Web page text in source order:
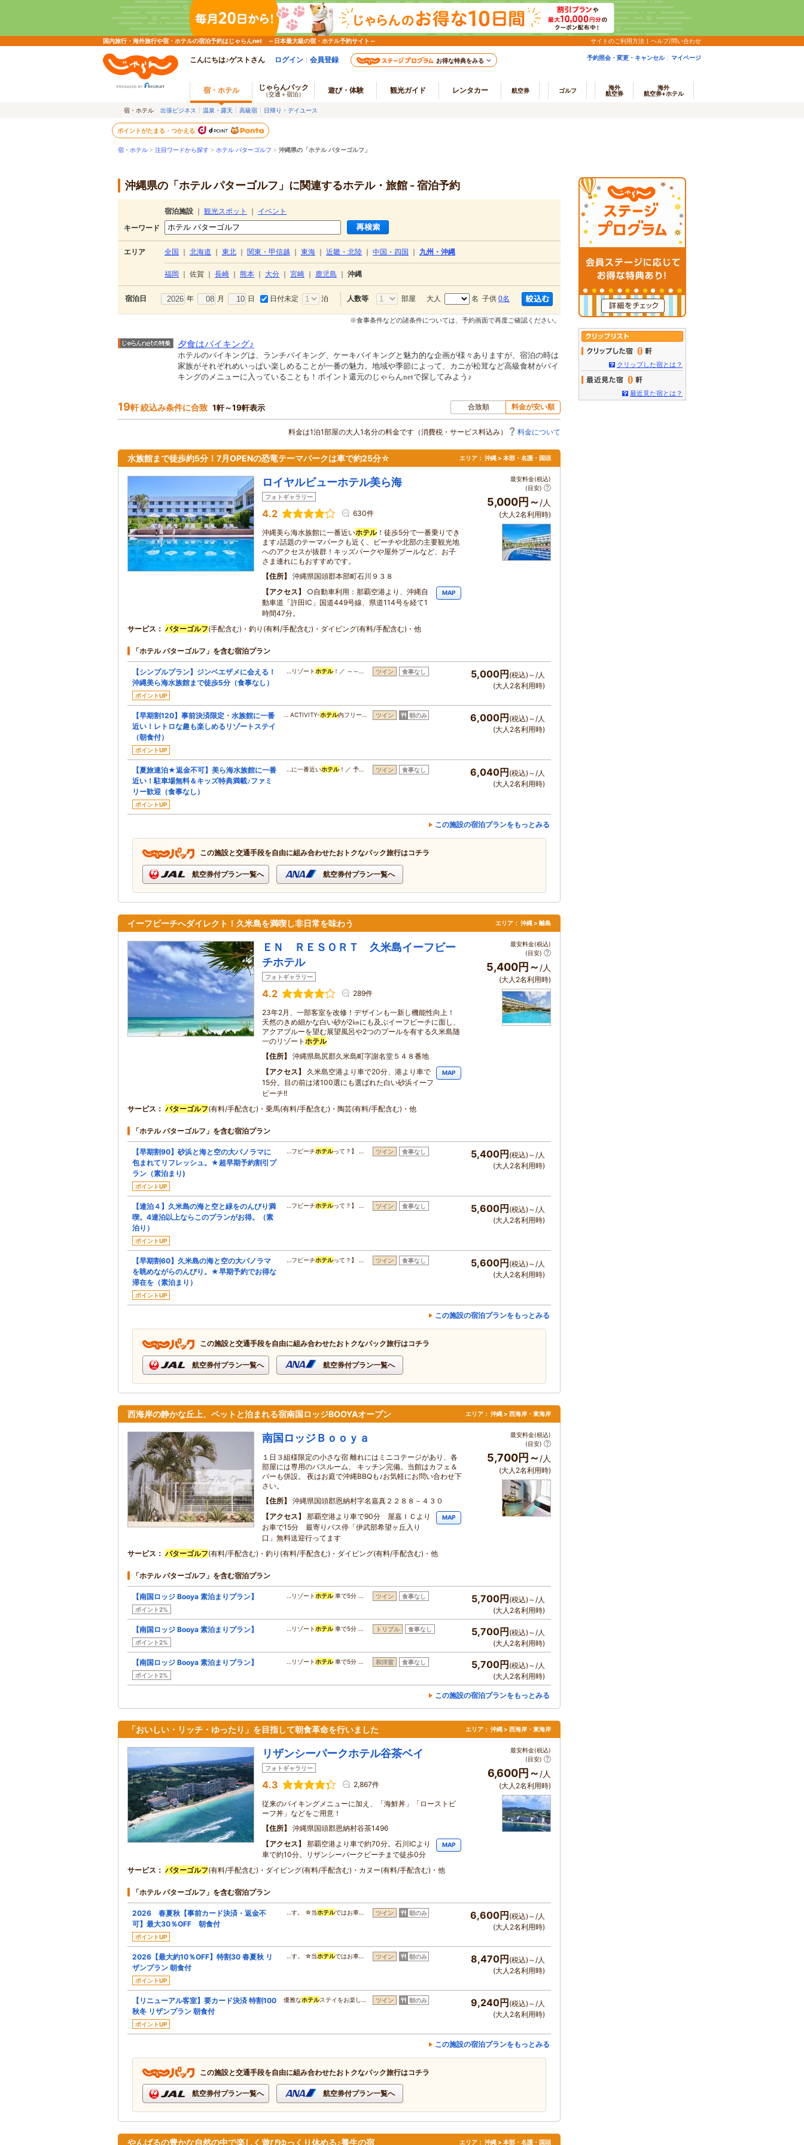
国内旅行・海外旅行や宿・ホテルの宿泊予約はじゃらんnet ～日本最大級の宿・ホテル予約サイト～ サイトのご利用方法 ヘルプ/問い合わせ
こんにちは♪ゲストさん ログイン 会員登録 お得な特典をみる 予約照会・変更・キャンセル マイページ
宿・ホテル じゃらんパック
（交通＋宿泊） 遊び・体験 観光ガイド レンタカー 航空券 ゴルフ
海外
航空券
海外
航空券+ホテル
宿・ホテル 出張ビジネス 温泉・露天 高級宿 日帰り・デイユース
ポイントがたまる・つかえる
宿・ホテル > 注目ワードから探す > ホテル パターゴルフ > 沖縄県の「ホテル パターゴルフ」
沖縄県の「ホテル パターゴルフ」に関連するホテル・旅館 - 宿泊予約
宿泊施設 観光スポット
イベント
キーワード
エリア 全国 北海道 東北 関東・甲信越 東海 近畿・北陸 中国・四国 九州・沖縄
福岡 佐賀 長崎 熊本 大分 宮崎 鹿児島 沖縄
宿泊日 年 月 日 日付未定 泊 人数等 部屋 大人 名 子供 0名
※食事条件などの諸条件については、予約画面で再度ご確認ください。
夕食はバイキング♪
ホテルのバイキングは、ランチバイキング、ケーキバイキングと魅力的な企画が様々ありますが、宿泊の時は
家族がそれぞれめいっぱい楽しめることが一番の魅力。地域や季節によって、カニが松茸など高級食材がバイ
キングのメニューに入っていることも！ポイント還元のじゃらんnetで探してみよう♪
19軒 絞込み条件に合致 1軒～19軒表示 合致順 料金が安い順
料金は1泊1部屋の大人1名分の料金です（消費税・サービス料込み） 料金について
水族館まで徒歩約5分！7月OPENの恐竜テーマパークは車で約25分☆ エリア： 沖縄 > 本部・名護・国頭
ロイヤルビューホテル美ら海
フォトギャラリー
4.2 630件
沖縄美ら海水族館に一番近いホテル！徒歩5分で一番乗りでき
ます♪話題のテーマパークも近く、ビーチや北部の主要観光地
へのアクセスが抜群！キッズパークや屋外プールなど、お子
さま連れにもおすすめです。
住所
沖縄県国頭郡本部町石川９３８
アクセス
○自動車利用：那覇空港より、沖縄自
動車道「許田IC」国道449号線、県道114号を経て1
時間47分。
MAP
最安料金(税込)
(目安)
5,000円～ /人
(大人2名利用時)
サービス パターゴルフ(手配含む)・釣り(有料/手配含む)・ダイビング(有料/手配含む)・他
「ホテル パターゴルフ」を含む宿泊プラン
【シンプルプラン】ジンベエザメに会える！
沖縄美ら海水族館まで徒歩5分（食事なし）
ポイントUP
…リゾート ホテル！／ ～～… ツイン 食事なし 5,000円 (税込)～/人
(大人2名利用時)
【早期割120】事前決済限定・水族館に一番
近い！レトロな趣も楽しめるリゾートステイ
（朝食付）
ポイントUP
… ACTIVITY-ホテル内フリー… ツイン 朝のみ 6,000円 (税込)～/人
(大人2名利用時)
【夏旅連泊★返金不可】美ら海水族館に一番
近い！駐車場無料＆キッズ特典満載♪ファミ
リー歓迎（食事なし）
ポイントUP
…に一番近いホテル！／ 予… ツイン 食事なし 6,040円 (税込)～/人
(大人2名利用時)
この施設の宿泊プランをもっとみる
この施設と交通手段を自由に組み合わせたおトクなパック旅行はコチラ
航空券付プラン一覧へ 航空券付プラン一覧へ
イーフビーチへダイレクト！久米島を満喫し非日常を味わう エリア： 沖縄 > 離島
ＥＮ ＲＥＳＯＲＴ 久米島イーフビー
チホテル
フォトギャラリー
4.2 289件
23年2月、一部客室を改修！デザインも一新し機能性向上！
天然のきめ細かな白い砂が2㎞にも及ぶイーフビーチに面し、
アクアブルーを望む展望風呂や2つのプールを有する久米島随
一のリゾート ホテル
住所
沖縄県島尻郡久米島町字謝名堂５４８番地
アクセス
久米島空港より車で20分、港より車で
15分。目の前は渚100選にも選ばれた白い砂浜イーフ
ビーチ!!
MAP
最安料金(税込)
(目安)
5,400円～ /人
(大人2名利用時)
サービス パターゴルフ(有料/手配含む)・乗馬(有料/手配含む)・陶芸(有料/手配含む)・他
「ホテル パターゴルフ」を含む宿泊プラン
【早期割90】砂浜と海と空の大パノラマに
包まれてリフレッシュ。★超早期予約割引プ
ラン（素泊まり)
ポイントUP
…フビーチホテルって？】 … ツイン 食事なし 5,400円 (税込)～/人
(大人2名利用時)
【連泊４】久米島の海と空と緑をのんびり満
喫。4連泊以上ならこのプランがお得。（素
泊り）
ポイントUP
…フビーチホテルって？】 … ツイン 食事なし 5,600円 (税込)～/人
(大人2名利用時)
【早期割60】久米島の海と空の大パノラマ
を眺めながらのんびり。★早期予約でお得な
滞在を（素泊まり）
ポイントUP
…フビーチホテルって？】 … ツイン 食事なし 5,600円 (税込)～/人
(大人2名利用時)
この施設の宿泊プランをもっとみる
この施設と交通手段を自由に組み合わせたおトクなパック旅行はコチラ
航空券付プラン一覧へ 航空券付プラン一覧へ
西海岸の静かな丘上、ペットと泊まれる宿南国ロッジBOOYAオープン エリア： 沖縄 > 西海岸・東海岸
南国ロッジＢｏｏｙａ
１日３組様限定の小さな宿 離れにはミニコテージがあり、各
部屋には専用のバスルーム、 キッチン完備。当館はカフェ＆
バーも併設。 夜はお庭で沖縄BBQも♪お気軽にお問い合わせ下
さい。
住所
沖縄県国頭郡恩納村字名嘉真２２８８－４３０
アクセス
那覇空港より車で90分 屋嘉ＩＣより
お車で15分 最寄りバス停「伊武部希望ヶ丘入り
口」無料送迎行ってます
MAP
最安料金(税込)
(目安)
5,700円～ /人
(大人2名利用時)
サービス パターゴルフ(有料/手配含む)・釣り(有料/手配含む)・ダイビング(有料/手配含む)・他
「ホテル パターゴルフ」を含む宿泊プラン
【南国ロッジ Booya 素泊まりプラン】
ポイント2%
…リゾート ホテル車で5分 … ツイン 食事なし 5,700円(税込)～/人
(大人2名利用時)
【南国ロッジ Booya 素泊まりプラン】
ポイント2%
…リゾート ホテル車で5分 … トリプル 食事なし 5,700円(税込)～/人
(大人2名利用時)
【南国ロッジ Booya 素泊まりプラン】
ポイント2%
…リゾート ホテル車で5分 … 和洋室 食事なし 5,700円(税込)～/人
(大人2名利用時)
この施設の宿泊プランをもっとみる
「おいしい・リッチ・ゆったり」を目指して朝食革命を行いました エリア： 沖縄 > 西海岸・東海岸
リザンシーパークホテル谷茶ベイ
フォトギャラリー
4.3 2,867件
従来のバイキングメニューに加え、「海鮮丼」「ローストビ
ーフ丼」などをご用意！
住所
沖縄県国頭郡恩納村谷茶1496
アクセス
那覇空港より車で約70分。石川ICより
車で約10分。リザンシーパークビーチまで徒歩0分
MAP
最安料金(税込)
(目安)
6,600円～ /人
(大人2名利用時)
サービス パターゴルフ(有料/手配含む)・ダイビング(有料/手配含む)・カヌー(有料/手配含む)・他
「ホテル パターゴルフ」を含む宿泊プラン
2026 春夏秋【事前カード決済・返金不
可】最大30％OFF 朝食付
ポイントUP
…す。 ☆当ホテルではお車… ツイン 朝のみ 6,600円(税込)～/人
(大人2名利用時)
2026【最大約10％OFF】特割30 春夏秋 リ
ザンプラン 朝食付
ポイントUP
…す。 ☆当ホテルではお車… ツイン 朝のみ 8,470円(税込)～/人
(大人2名利用時)
【リニューアル客室】要カード決済 特割100
秋冬 リザンプラン 朝食付
ポイントUP
優雅なホテルステイをお楽し… ツイン 朝のみ 9,240円(税込)～/人
(大人2名利用時)
この施設の宿泊プランをもっとみる
この施設と交通手段を自由に組み合わせたおトクなパック旅行はコチラ
航空券付プラン一覧へ 航空券付プラン一覧へ
やんばるの豊かな自然の中で楽しく遊びゆっくり休める♪養生の宿 エリア： 沖縄 > 本部・名護・国頭
0
クリップした宿とは？
0
最近見た宿とは？